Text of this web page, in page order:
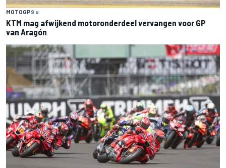
MOTOGP9 u
KTM mag afwijkend motoronderdeel vervangen voor GP
van Aragón